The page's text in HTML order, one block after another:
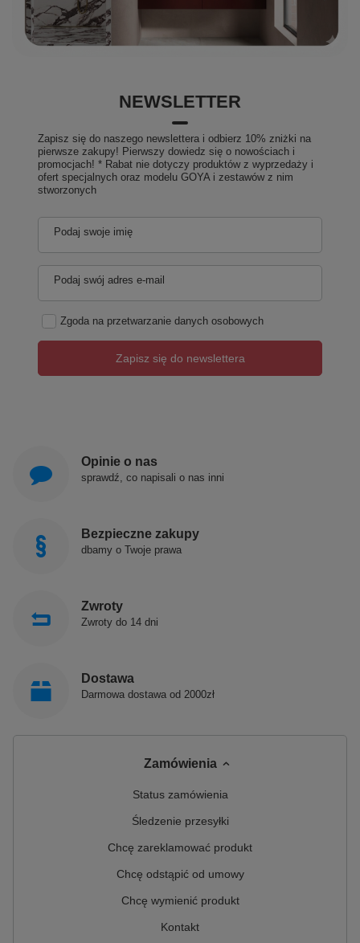
NEWSLETTER
Zapisz się do naszego newslettera i odbierz 10% zniżki na
pierwsze zakupy! Pierwszy dowiedz się o nowościach i
promocjach! * Rabat nie dotyczy produktów z wyprzedaży i
ofert specjalnych oraz modelu GOYA i zestawów z nim
stworzonych
Podaj swoje imię
Podaj swój adres e-mail
Zgoda na przetwarzanie danych osobowych
Zapisz się do newslettera
Opinie o nas
sprawdź, co napisali o nas inni
Bezpieczne zakupy
dbamy o Twoje prawa
Zwroty
Zwroty do 14 dni
Dostawa
Darmowa dostawa od 2000zł
Zamówienia
Status zamówienia
Śledzenie przesyłki
Chcę zareklamować produkt
Chcę odstąpić od umowy
Chcę wymienić produkt
Kontakt